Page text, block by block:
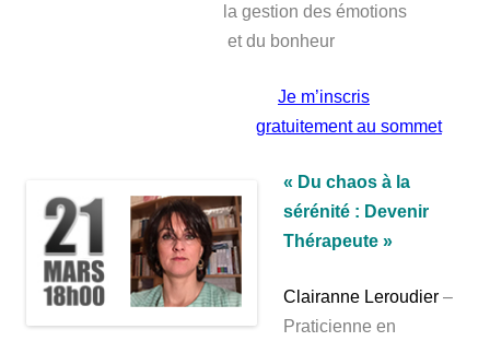
la gestion des émotions
et du bonheur
Je m’inscris
gratuitement au sommet
« Du chaos à la
sérénité : Devenir
Thérapeute »
Clairanne Leroudier –
Praticienne en